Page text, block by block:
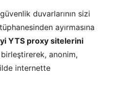
duvarlarının sizi
ayırmasına
YTS proxy sitelerini
anonim,
internette